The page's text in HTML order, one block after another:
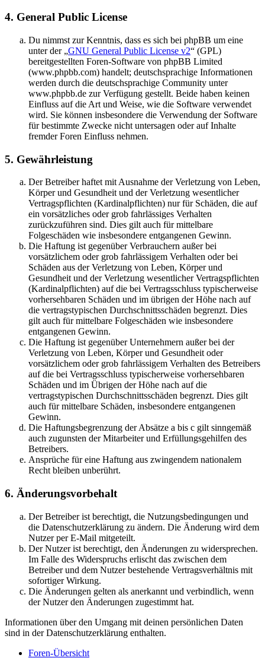
4. General Public License
Du nimmst zur Kenntnis, dass es sich bei phpBB um eine
unter der „GNU General Public License v2“ (GPL)
bereitgestellten Foren-Software von phpBB Limited
(www.phpbb.com) handelt; deutschsprachige Informationen
werden durch die deutschsprachige Community unter
www.phpbb.de zur Verfügung gestellt. Beide haben keinen
Einfluss auf die Art und Weise, wie die Software verwendet
wird. Sie können insbesondere die Verwendung der Software
für bestimmte Zwecke nicht untersagen oder auf Inhalte
fremder Foren Einfluss nehmen.
5. Gewährleistung
Der Betreiber haftet mit Ausnahme der Verletzung von Leben,
Körper und Gesundheit und der Verletzung wesentlicher
Vertragspflichten (Kardinalpflichten) nur für Schäden, die auf
ein vorsätzliches oder grob fahrlässiges Verhalten
zurückzuführen sind. Dies gilt auch für mittelbare
Folgeschäden wie insbesondere entgangenen Gewinn.
Die Haftung ist gegenüber Verbrauchern außer bei
vorsätzlichem oder grob fahrlässigem Verhalten oder bei
Schäden aus der Verletzung von Leben, Körper und
Gesundheit und der Verletzung wesentlicher Vertragspflichten
(Kardinalpflichten) auf die bei Vertragsschluss typischerweise
vorhersehbaren Schäden und im übrigen der Höhe nach auf
die vertragstypischen Durchschnittsschäden begrenzt. Dies
gilt auch für mittelbare Folgeschäden wie insbesondere
entgangenen Gewinn.
Die Haftung ist gegenüber Unternehmern außer bei der
Verletzung von Leben, Körper und Gesundheit oder
vorsätzlichem oder grob fahrlässigem Verhalten des Betreibers
auf die bei Vertragsschluss typischerweise vorhersehbaren
Schäden und im Übrigen der Höhe nach auf die
vertragstypischen Durchschnittsschäden begrenzt. Dies gilt
auch für mittelbare Schäden, insbesondere entgangenen
Gewinn.
Die Haftungsbegrenzung der Absätze a bis c gilt sinngemäß
auch zugunsten der Mitarbeiter und Erfüllungsgehilfen des
Betreibers.
Ansprüche für eine Haftung aus zwingendem nationalem
Recht bleiben unberührt.
6. Änderungsvorbehalt
Der Betreiber ist berechtigt, die Nutzungsbedingungen und
die Datenschutzerklärung zu ändern. Die Änderung wird dem
Nutzer per E-Mail mitgeteilt.
Der Nutzer ist berechtigt, den Änderungen zu widersprechen.
Im Falle des Widerspruchs erlischt das zwischen dem
Betreiber und dem Nutzer bestehende Vertragsverhältnis mit
sofortiger Wirkung.
Die Änderungen gelten als anerkannt und verbindlich, wenn
der Nutzer den Änderungen zugestimmt hat.
Informationen über den Umgang mit deinen persönlichen Daten
sind in der Datenschutzerklärung enthalten.
Foren-Übersicht